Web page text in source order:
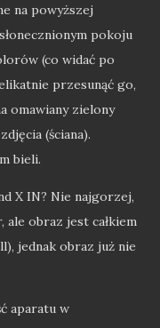
na powyższej
pokoju
(co widać po
przesunąć go,
omawiany zielony
(ściana).
bieli.
X IN? Nie najgorzej,
obraz jest całkiem
jednak obraz już nie
aparatu w